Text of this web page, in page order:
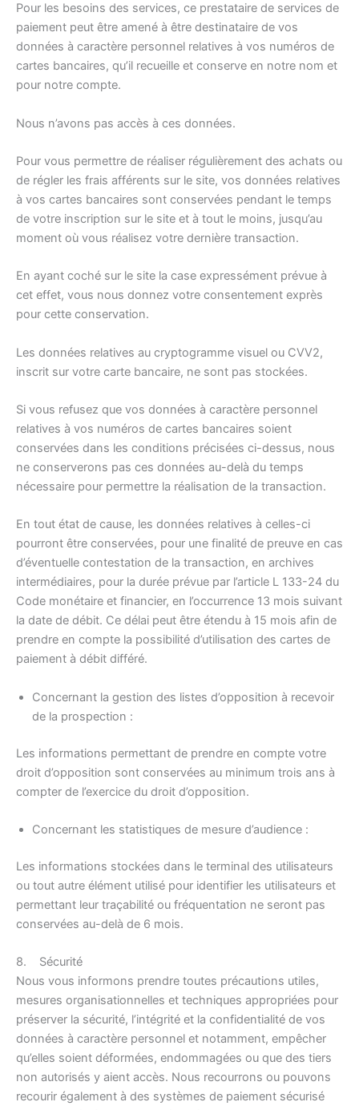
Pour les besoins des services, ce prestataire de services de
paiement peut être amené à être destinataire de vos
données à caractère personnel relatives à vos numéros de
cartes bancaires, qu’il recueille et conserve en notre nom et
pour notre compte.
Nous n’avons pas accès à ces données.
Pour vous permettre de réaliser régulièrement des achats ou
de régler les frais afférents sur le site, vos données relatives
à vos cartes bancaires sont conservées pendant le temps
de votre inscription sur le site et à tout le moins, jusqu’au
moment où vous réalisez votre dernière transaction.
En ayant coché sur le site la case expressément prévue à
cet effet, vous nous donnez votre consentement exprès
pour cette conservation.
Les données relatives au cryptogramme visuel ou CVV2,
inscrit sur votre carte bancaire, ne sont pas stockées.
Si vous refusez que vos données à caractère personnel
relatives à vos numéros de cartes bancaires soient
conservées dans les conditions précisées ci-dessus, nous
ne conserverons pas ces données au-delà du temps
nécessaire pour permettre la réalisation de la transaction.
En tout état de cause, les données relatives à celles-ci
pourront être conservées, pour une finalité de preuve en cas
d’éventuelle contestation de la transaction, en archives
intermédiaires, pour la durée prévue par l’article L 133-24 du
Code monétaire et financier, en l’occurrence 13 mois suivant
la date de débit. Ce délai peut être étendu à 15 mois afin de
prendre en compte la possibilité d’utilisation des cartes de
paiement à débit différé.
Concernant la gestion des listes d’opposition à recevoir
de la prospection :
Les informations permettant de prendre en compte votre
droit d’opposition sont conservées au minimum trois ans à
compter de l’exercice du droit d’opposition.
Concernant les statistiques de mesure d’audience :
Les informations stockées dans le terminal des utilisateurs
ou tout autre élément utilisé pour identifier les utilisateurs et
permettant leur traçabilité ou fréquentation ne seront pas
conservées au-delà de 6 mois.
8. Sécurité
Nous vous informons prendre toutes précautions utiles,
mesures organisationnelles et techniques appropriées pour
préserver la sécurité, l’intégrité et la confidentialité de vos
données à caractère personnel et notamment, empêcher
qu’elles soient déformées, endommagées ou que des tiers
non autorisés y aient accès. Nous recourrons ou pouvons
recourir également à des systèmes de paiement sécurisé